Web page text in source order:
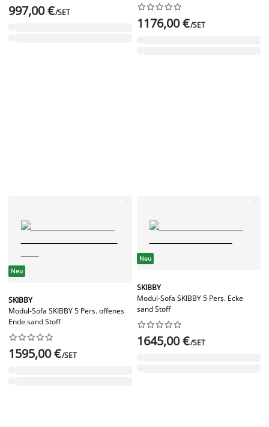
997,00 €/SET






1176,00 €/SET
Neu
SKIBBY
Modul-Sofa SKIBBY 5 Pers. offenes
Ende sand Stoff






1595,00 €/SET
Neu
SKIBBY
Modul-Sofa SKIBBY 5 Pers. Ecke
sand Stoff






1645,00 €/SET